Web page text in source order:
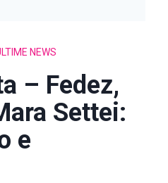
NEWS
– Fedez,
Settei:
e